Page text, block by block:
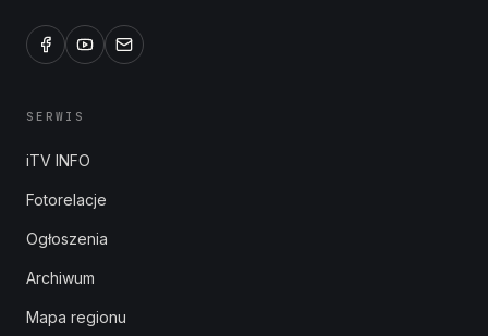
SERWIS
iTV INFO
Fotorelacje
Ogłoszenia
Archiwum
Mapa regionu